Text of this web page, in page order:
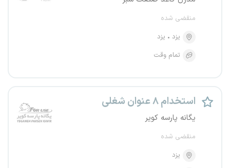
منقضی شده
یزد
یزد
تمام وقت
استخدام ۸ عنوان شغلی
یگانه پارسه کویر
منقضی شده
یزد